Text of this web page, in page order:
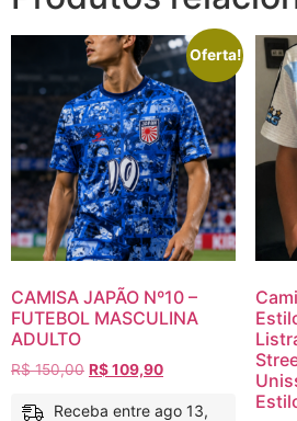
Oferta!
CAMISA JAPÃO Nº10 –
FUTEBOL MASCULINA
ADULTO
R$150,00 R$109,90
Receba entre ago 13,